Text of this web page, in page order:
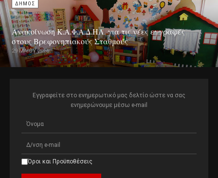
ΔΗΜΟΣ
Ανακοίνωση Κ.Α.Φ.Α.Δ.ΗΛ. για τις νέες εγγραφές
στους Βρεφονηπιακούς Σταθμούς
29 ΜΑΪ́ΟΥ 2016
Εγγραφείτε στο ενημερωτικό μας δελτίο ώστε να σας
ενημερώνουμε μέσω e-mail
Όροι και Προϋποθέσεις